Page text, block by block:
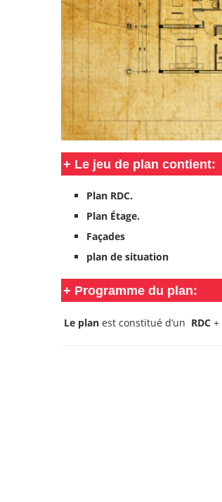
+ Le jeu de plan contient:
Plan RDC.
Plan Étage.
Façades
plan de situation
+ Programme du plan:
Le plan est constitué d’un RDC +